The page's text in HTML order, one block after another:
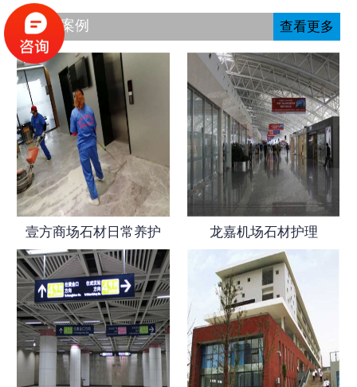
工程案例 查看更多
壹方商场石材日常养护 龙嘉机场石材护理